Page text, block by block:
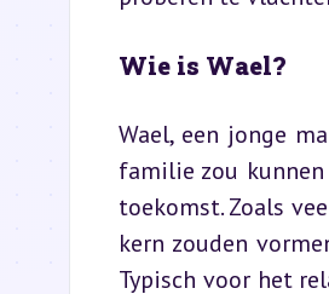
Wie is Wael?
Wael, een jonge
familie zou
toekomst. Zoals
kern zouden
Typisch voor het